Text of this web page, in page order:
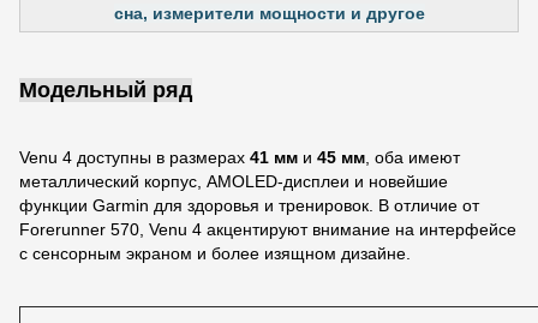
сна, измерители мощности и другое
Модельный ряд
Venu 4 доступны в размерах 41 мм и 45 мм , оба имеют
металлический корпус, AMOLED-дисплеи и новейшие
функции Garmin для здоровья и тренировок. В отличие от
Forerunner 570, Venu 4 акцентируют внимание на интерфейсе
с сенсорным экраном и более изящном дизайне.